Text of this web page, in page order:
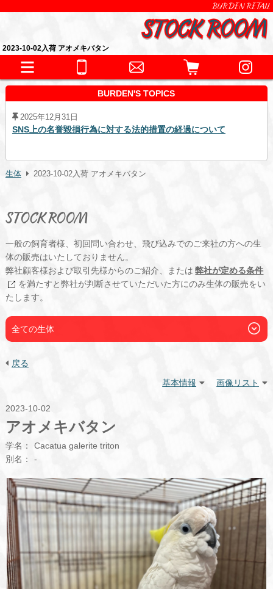
BURDEN RETAIL
2023-10-02入荷 アオメキバタン
BURDEN'S TOPICS
2025年12月31日
SNS上の名誉毀損行為に対する法的措置の経過について
生体 2023-10-02入荷 アオメキバタン
STOCK ROOM
一般の飼育者様、初回問い合わせ、飛び込みでのご来社の方への生
体の販売はいたしておりません。
弊社顧客様および取引先様からのご紹介、または 弊社が定める条件
を満たすと弊社が判断させていただいた方にのみ生体の販売をい
たします。
全ての生体
戻る
基本情報
画像リスト
2023-10-02
アオメキバタン
学名：
Cacatua galerite triton
別名：
-